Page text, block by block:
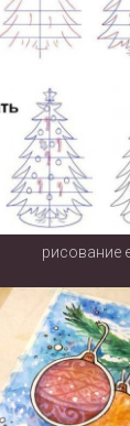
рисование